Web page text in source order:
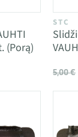
(Porą)
STC
5,00 €